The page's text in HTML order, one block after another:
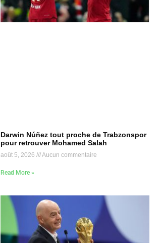
Darwin Núñez tout proche de Trabzonspor
pour retrouver Mohamed Salah
août 5, 2026 Aucun commentaire
Read More »